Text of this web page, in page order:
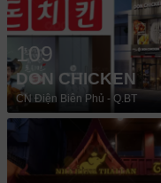
109
DON CHICKEN
CN Điện Biên Phủ - Q.BT